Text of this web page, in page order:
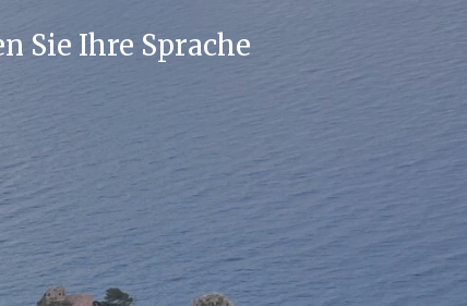
Sie Ihre Sprache